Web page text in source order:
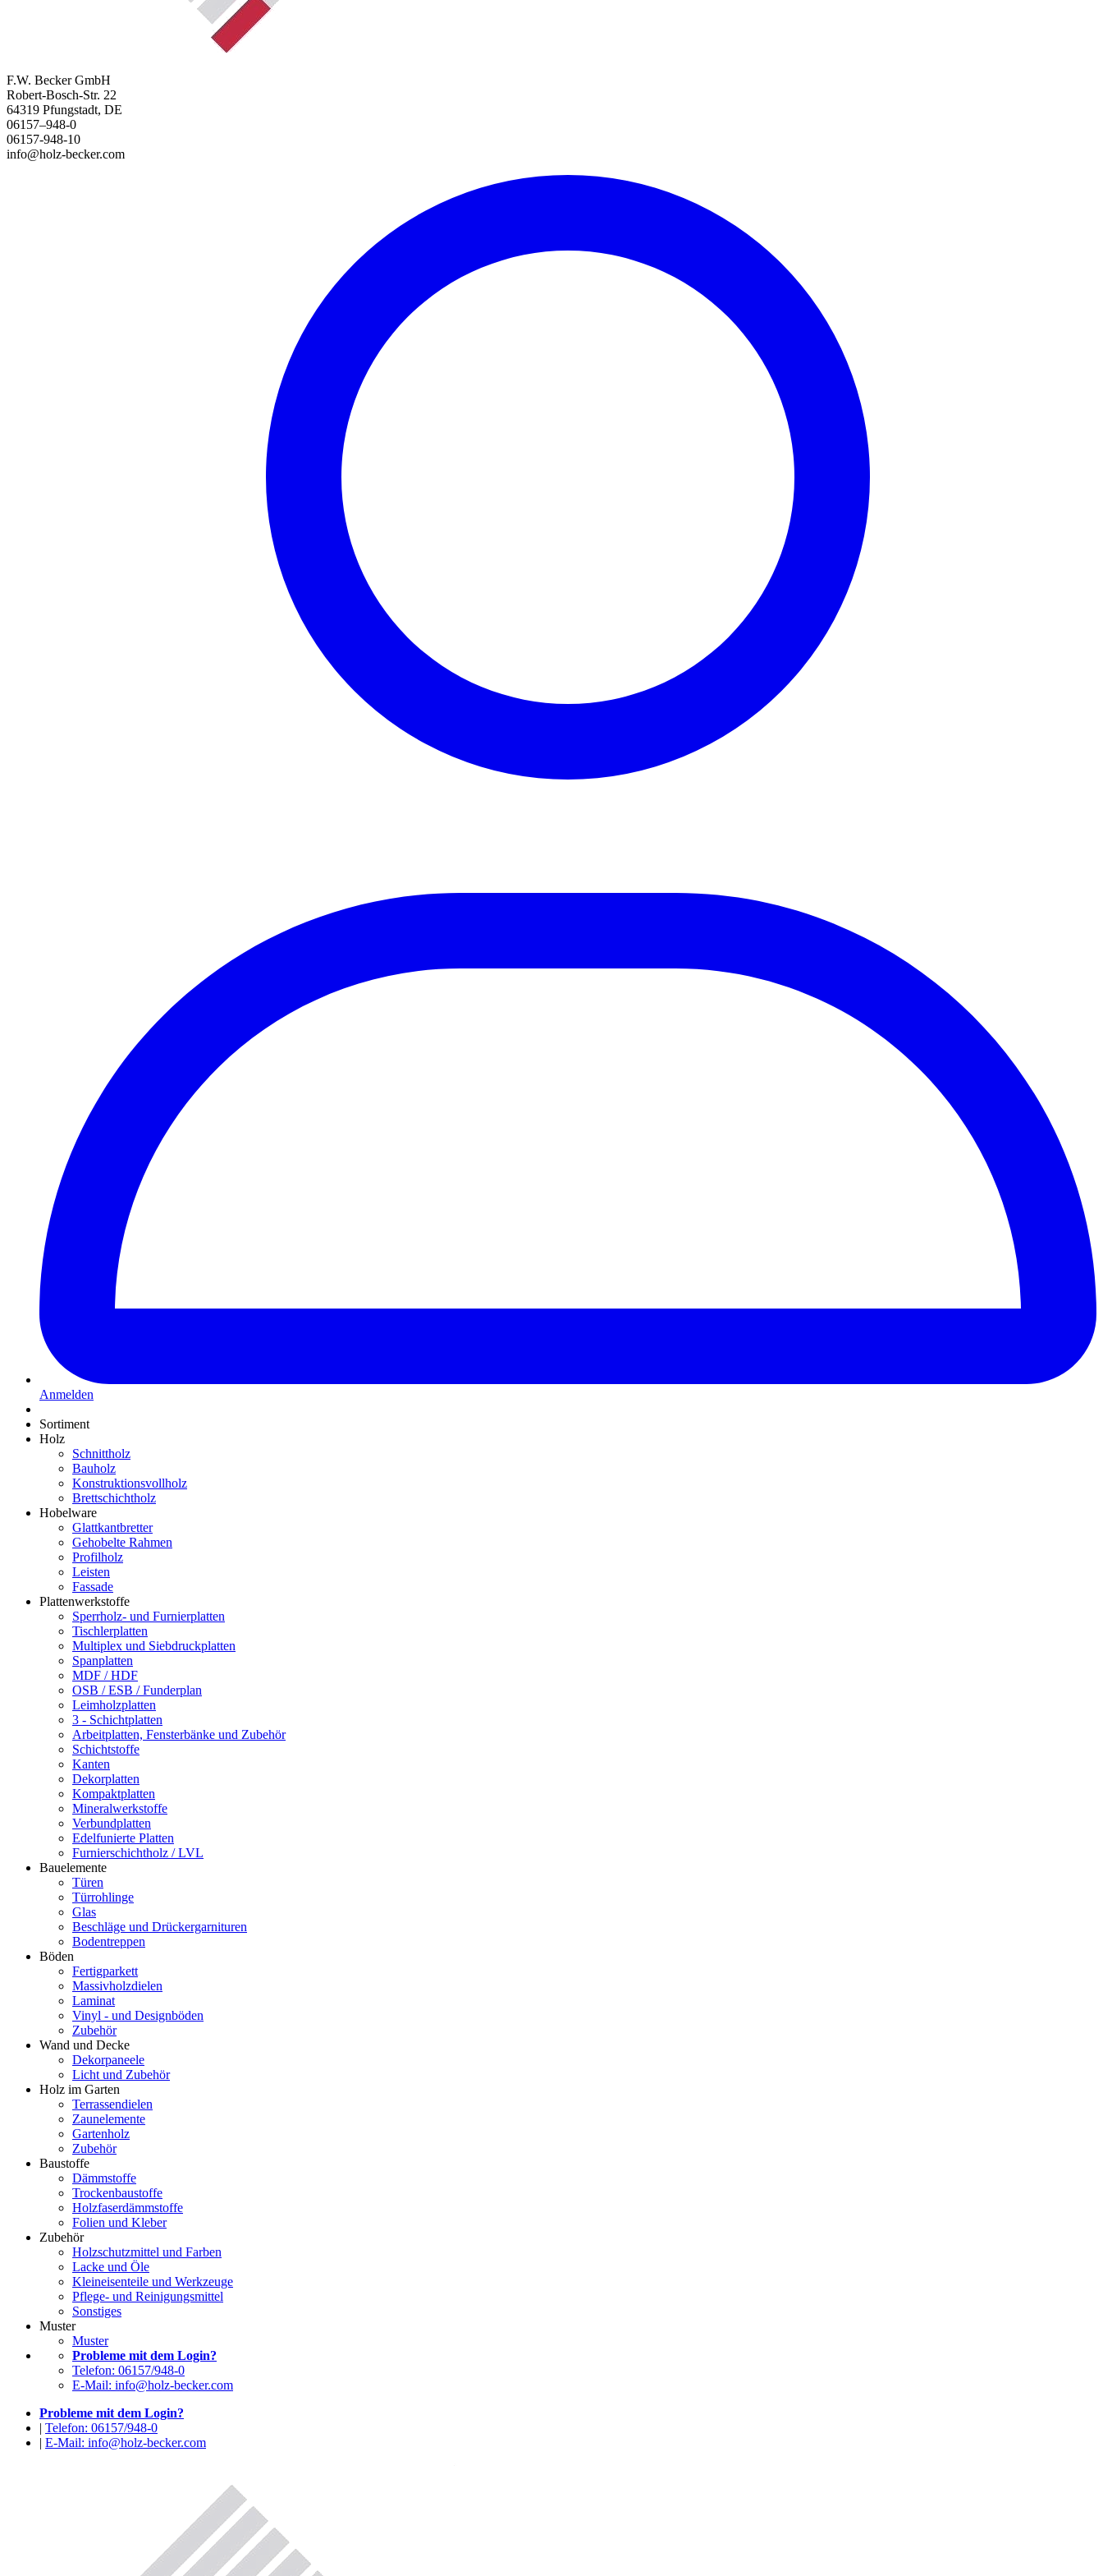
F.W. Becker GmbH
Robert-Bosch-Str. 22
64319 Pfungstadt, DE
06157–948-0
06157-948-10
info@holz-becker.com
Anmelden
Sortiment
Holz
Schnittholz
Bauholz
Konstruktionsvollholz
Brettschichtholz
Hobelware
Glattkantbretter
Gehobelte Rahmen
Profilholz
Leisten
Fassade
Plattenwerkstoffe
Sperrholz- und Furnierplatten
Tischlerplatten
Multiplex und Siebdruckplatten
Spanplatten
MDF / HDF
OSB / ESB / Funderplan
Leimholzplatten
3 - Schichtplatten
Arbeitplatten, Fensterbänke und Zubehör
Schichtstoffe
Kanten
Dekorplatten
Kompaktplatten
Mineralwerkstoffe
Verbundplatten
Edelfunierte Platten
Furnierschichtholz / LVL
Bauelemente
Türen
Türrohlinge
Glas
Beschläge und Drückergarnituren
Bodentreppen
Böden
Fertigparkett
Massivholzdielen
Laminat
Vinyl - und Designböden
Zubehör
Wand und Decke
Dekorpaneele
Licht und Zubehör
Holz im Garten
Terrassendielen
Zaunelemente
Gartenholz
Zubehör
Baustoffe
Dämmstoffe
Trockenbaustoffe
Holzfaserdämmstoffe
Folien und Kleber
Zubehör
Holzschutzmittel und Farben
Lacke und Öle
Kleineisenteile und Werkzeuge
Pflege- und Reinigungsmittel
Sonstiges
Muster
Muster
Probleme mit dem Login?
Telefon: 06157/948-0
E-Mail: info@holz-becker.com
Probleme mit dem Login?
| Telefon: 06157/948-0
| E-Mail: info@holz-becker.com